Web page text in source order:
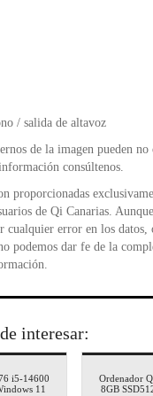
/ salida de altavoz
de la imagen pueden no
consúltenos.
proporcionadas
de Qi Canarias.
cualquier error en los datos,
podemos dar fe de la
interesar:
i5-14600
11
Ordenador
8GB